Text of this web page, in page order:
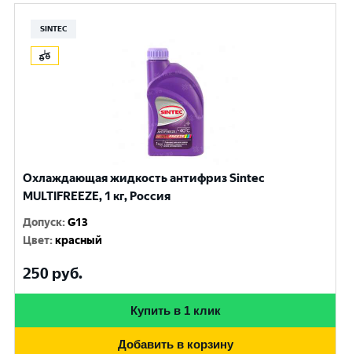
SINTEC
Охлаждающая жидкость антифриз Sintec
MULTIFREEZE, 1 кг, Россия
Допуск:G13
Цвет:красный
250 руб.
Купить в 1 клик
Добавить в корзину